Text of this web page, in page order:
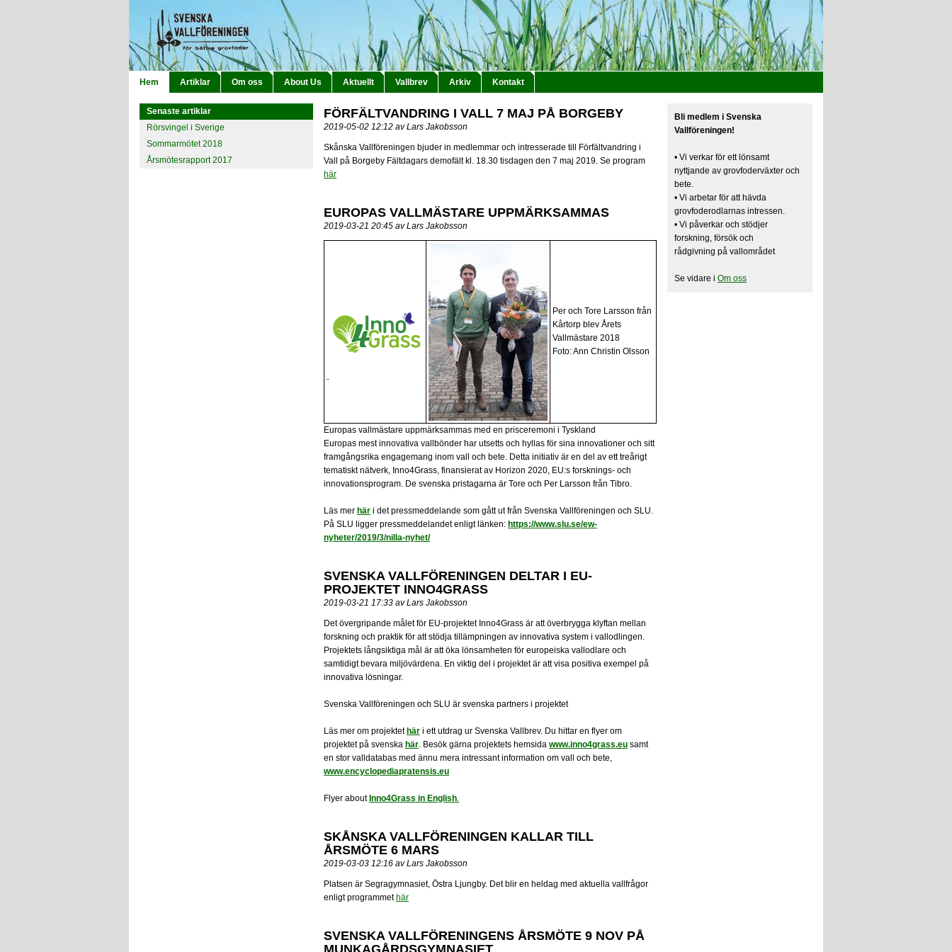
Hem Artiklar Om oss About Us Aktuellt Vallbrev Arkiv Kontakt
Senaste artiklar
Rörsvingel i Sverige
Sommarmötet 2018
Årsmötesrapport 2017
FÖRFÄLTVANDRING I VALL 7 MAJ PÅ BORGEBY
2019-05-02 12:12 av Lars Jakobsson
Skånska Vallföreningen bjuder in medlemmar och intresserade till Förfältvandring i
Vall på Borgeby Fältdagars demofält kl. 18.30 tisdagen den 7 maj 2019. Se program
här
EUROPAS VALLMÄSTARE UPPMÄRKSAMMAS
2019-03-21 20:45 av Lars Jakobsson
Per och Tore Larsson från
Kårtorp blev Årets
Vallmästare 2018
Foto: Ann Christin Olsson
Europas vallmästare uppmärksammas med en prisceremoni i Tyskland
Europas mest innovativa vallbönder har utsetts och hyllas för sina innovationer och sitt
framgångsrika engagemang inom vall och bete. Detta initiativ är en del av ett treårigt
tematiskt nätverk, Inno4Grass, finansierat av Horizon 2020, EU:s forsknings- och
innovationsprogram. De svenska pristagarna är Tore och Per Larsson från Tibro.
Läs mer här i det pressmeddelande som gått ut från Svenska Vallföreningen och SLU.
På SLU ligger pressmeddelandet enligt länken: https://www.slu.se/ew-
nyheter/2019/3/nilla-nyhet/
SVENSKA VALLFÖRENINGEN DELTAR I EU-
PROJEKTET INNO4GRASS
2019-03-21 17:33 av Lars Jakobsson
Det övergripande målet för EU-projektet Inno4Grass är att överbrygga klyftan mellan
forskning och praktik för att stödja tillämpningen av innovativa system i vallodlingen.
Projektets långsiktiga mål är att öka lönsamheten för europeiska vallodlare och
samtidigt bevara miljövärdena. En viktig del i projektet är att visa positiva exempel på
innovativa lösningar.
Svenska Vallföreningen och SLU är svenska partners i projektet
Läs mer om projektet här i ett utdrag ur Svenska Vallbrev. Du hittar en flyer om
projektet på svenska här. Besök gärna projektets hemsida www.inno4grass.eu samt
en stor valldatabas med ännu mera intressant information om vall och bete,
www.encyclopediapratensis.eu
Flyer about Inno4Grass in English.
SKÅNSKA VALLFÖRENINGEN KALLAR TILL
ÅRSMÖTE 6 MARS
2019-03-03 12:16 av Lars Jakobsson
Platsen är Segragymnasiet, Östra Ljungby. Det blir en heldag med aktuella vallfrågor
enligt programmet här
SVENSKA VALLFÖRENINGENS ÅRSMÖTE 9 NOV PÅ
MUNKAGÅRDSGYMNASIET
Bli medlem i Svenska
Vallföreningen!
• Vi verkar för ett lönsamt
nyttjande av grovfoderväxter och
bete.
• Vi arbetar för att hävda
grovfoderodlarnas intressen.
• Vi påverkar och stödjer
forskning, försök och
rådgivning på vallområdet
Se vidare i Om oss